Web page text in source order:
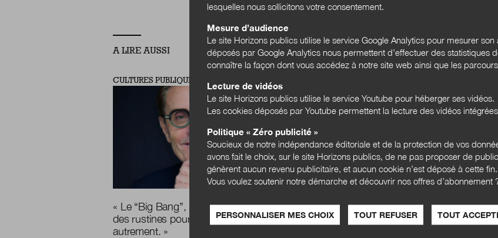
A LIRE AUSSI
CULTURES PUBLIQUES
« Le “Big Bang”, c’est arrêter de coller
des rustines pour enfin faire les choses
autrement. »
La fin de la transmission est-elle le
début de la compétence ?
lesquelles nous sollicitons votre consentement.
Mesure d’audience
Le site Horizons publics utilise le service Google Analytics pour mesurer
déposés par Google Analytics nous permettent d’effectuer des statistiques
connaître la façon dont vous accédez à notre site web ainsi que les
Lecture de vidéos
Le site Horizons publics utilise le service Youtube pour héberger ses vidéos.
Les cookies déposés par Youtube permettent la lecture des vidéos
Politique « Zéro publicité »
Soucieux de notre indépendance éditoriale et de la protection de vos
avons fait le choix, sur le site Horizons publics, de ne pas proposer de
génèrent aucun revenu publicitaire, et aucun cookie n’est déposé à cette fin.
Vous voulez soutenir notre démarche et découvrir nos offres d’abonnement
PERSONNALISER MES CHOIX TOUT REFUSER TOUT